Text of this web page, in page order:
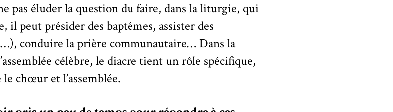
pas éluder la question du faire, dans la liturgie, qui
il peut présider des baptêmes, assister des
conduire la prière communautaire… Dans la
célèbre, le diacre tient un rôle spécifique,
chœur et l’assemblée.